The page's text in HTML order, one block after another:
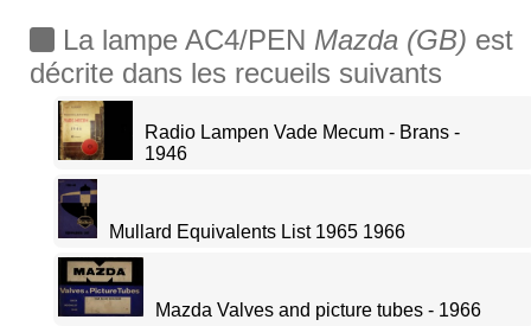
La lampe AC4/PEN Mazda (GB) est
décrite dans les recueils suivants
Radio Lampen Vade Mecum - Brans -
1946
Mullard Equivalents List 1965 1966
Mazda Valves and picture tubes - 1966